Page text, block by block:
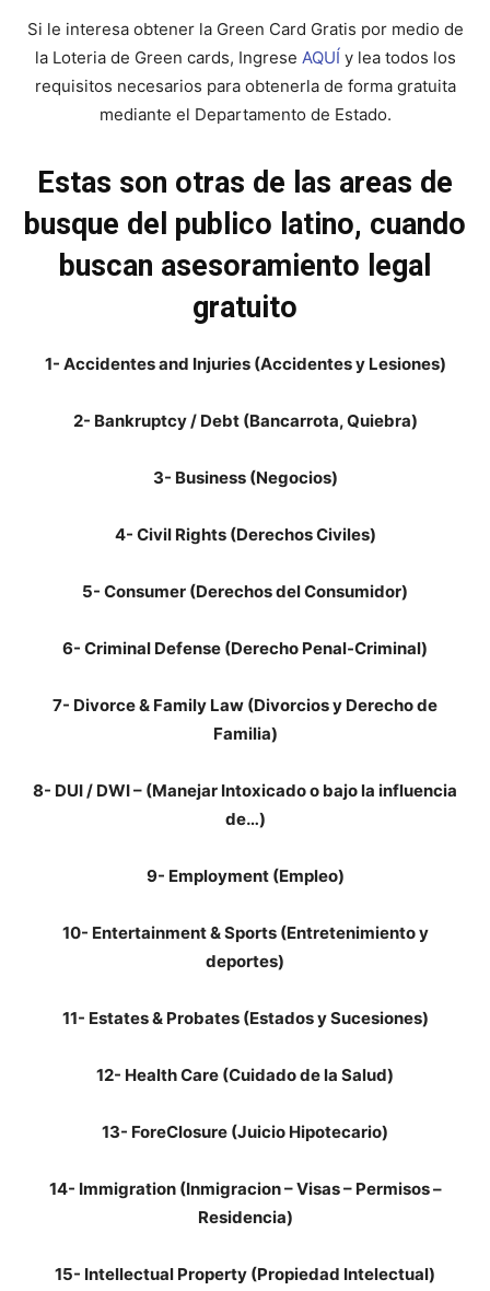
Si le interesa obtener la Green Card Gratis por medio de
la Loteria de Green cards, Ingrese AQUÍ y lea todos los
requisitos necesarios para obtenerla de forma gratuita
mediante el Departamento de Estado.
Estas son otras de las areas de
busque del publico latino, cuando
buscan asesoramiento legal
gratuito
1- Accidentes and Injuries (Accidentes y Lesiones)
2- Bankruptcy / Debt (Bancarrota, Quiebra)
3- Business (Negocios)
4- Civil Rights (Derechos Civiles)
5- Consumer (Derechos del Consumidor)
6- Criminal Defense (Derecho Penal-Criminal)
7- Divorce & Family Law (Divorcios y Derecho de
Familia)
8- DUI / DWI – (Manejar Intoxicado o bajo la influencia
de…)
9- Employment (Empleo)
10- Entertainment & Sports (Entretenimiento y
deportes)
11- Estates & Probates (Estados y Sucesiones)
12- Health Care (Cuidado de la Salud)
13- ForeClosure (Juicio Hipotecario)
14- Immigration (Inmigracion – Visas – Permisos –
Residencia)
15- Intellectual Property (Propiedad Intelectual)